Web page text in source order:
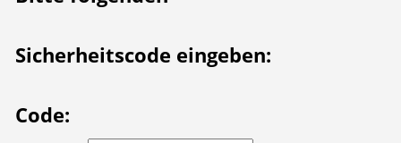
Sicherheitscode eingeben:
Code: